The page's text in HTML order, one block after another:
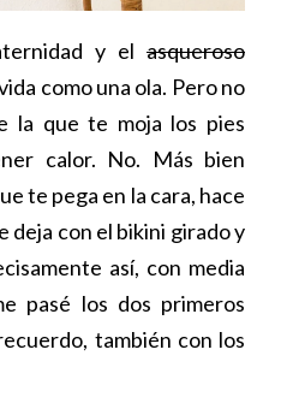
y el asqueroso
como una ola. Pero no
la que te moja los pies
calor. No. Más bien
te pega en la cara, hace
deja con el bikini girado y
así, con media
pasé los dos primeros
también con los